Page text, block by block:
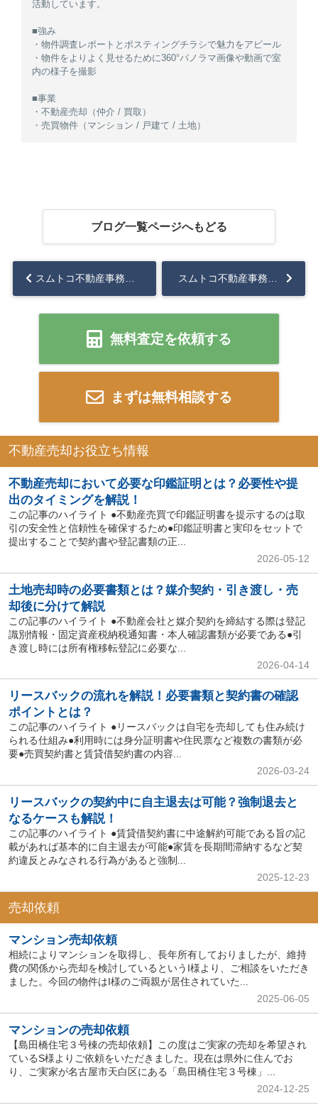
活動しています。
■強み
・物件調査レポートとポスティングチラシで魅力をアピール
・物件をよりよく見せるために360°パノラマ画像や動画で室
内の様子を撮影
■事業
・不動産売却（仲介 / 買取）
・売買物件（マンション / 戸建て / 土地）
ブログ一覧ページへもどる
無料査定を依頼する
まずは無料相談する
不動産売却お役立ち情報
不動産売却において必要な印鑑証明とは？必要性や提
出のタイミングを解説！
この記事のハイライト ●不動産売買で印鑑証明書を提示するのは取
引の安全性と信頼性を確保するため●印鑑証明書と実印をセットで
提出することで契約書や登記書類の正...
2026-05-12
土地売却時の必要書類とは？媒介契約・引き渡し・売
却後に分けて解説
この記事のハイライト ●不動産会社と媒介契約を締結する際は登記
識別情報・固定資産税納税通知書・本人確認書類が必要である●引
き渡し時には所有権移転登記に必要な...
2026-04-14
リースバックの流れを解説！必要書類と契約書の確認
ポイントとは？
この記事のハイライト ●リースバックは自宅を売却しても住み続け
られる仕組み●利用時には身分証明書や住民票など複数の書類が必
要●売買契約書と賃貸借契約書の内容...
2026-03-24
リースバックの契約中に自主退去は可能？強制退去と
なるケースも解説！
この記事のハイライト ●賃貸借契約書に中途解約可能である旨の記
載があれば基本的に自主退去が可能●家賃を長期間滞納するなど契
約違反とみなされる行為があると強制...
2025-12-23
売却依頼
マンション売却依頼
相続によりマンションを取得し、長年所有しておりましたが、維持
費の関係から売却を検討しているというI様より、ご相談をいただき
ました。今回の物件はI様のご両親が居住されていた...
2025-06-05
マンションの売却依頼
【島田橋住宅３号棟の売却依頼】この度はご実家の売却を希望され
ているS様よりご依頼をいただきました。現在は県外に住んでお
り、ご実家が名古屋市天白区にある「島田橋住宅３号棟」...
2024-12-25